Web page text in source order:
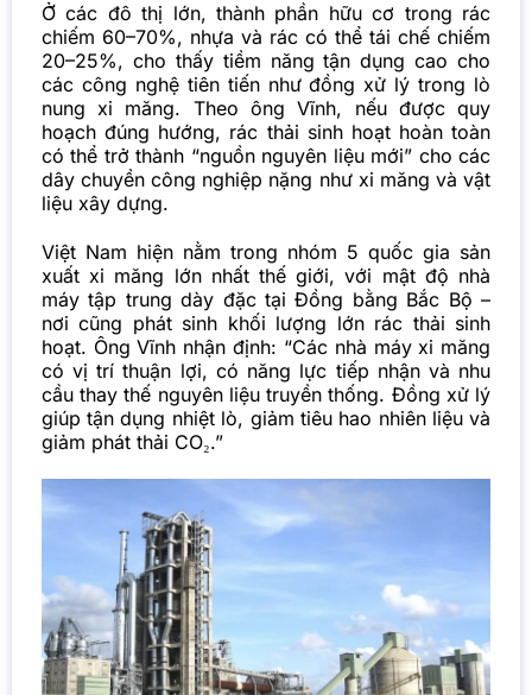
Ở các đô thị lớn, thành phần hữu cơ trong rác
chiếm 60–70%, nhựa và rác có thể tái chế chiếm
20–25%, cho thấy tiềm năng tận dụng cao cho
các công nghệ tiên tiến như đồng xử lý trong lò
nungxi măng. Theo ông Vĩnh, nếu được quy
hoạch đúng hướng, rác thải sinh hoạt hoàn toàn
có thể trở thành “nguồn nguyên liệu mới” cho các
dây chuyền công nghiệp nặng như xi măng và vật
liệu xây dựng.
Việt Nam hiện nằm trong nhóm 5 quốc gia sản
xuất xi măng lớn nhất thế giới, với mật độ nhà
máy tập trung dày đặc tại Đồng bằng Bắc Bộ –
nơi cũng phát sinh khối lượng lớn rác thải sinh
hoạt. Ông Vĩnh nhận định: “Các nhà máy xi măng
có vị trí thuận lợi, có năng lực tiếp nhận và nhu
cầu thay thế nguyên liệu truyền thống. Đồng xử lý
giúp tận dụng nhiệt lò, giảm tiêu hao nhiên liệu và
giảm phát thải CO₂.”